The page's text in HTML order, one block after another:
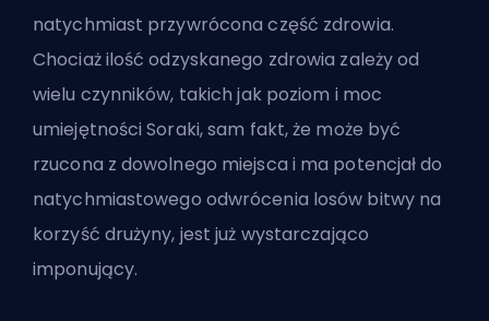
natychmiast przywrócona część zdrowia.
Chociaż ilość odzyskanego zdrowia zależy od
wielu czynników, takich jak poziom i moc
umiejętności Soraki, sam fakt, że może być
rzucona z dowolnego miejsca i ma potencjał do
natychmiastowego odwrócenia losów bitwy na
korzyść drużyny, jest już wystarczająco
imponujący.